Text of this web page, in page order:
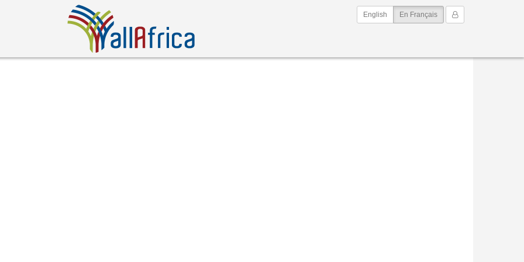
Mon Compte
English En Français(current)